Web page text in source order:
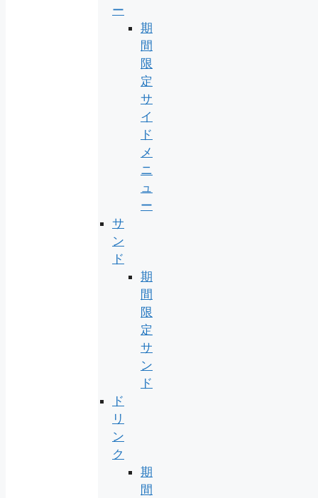
ー
期
間
限
定
サ
イ
ド
メ
ニ
ュ
ー
サ
ン
ド
期
間
限
定
サ
ン
ド
ド
リ
ン
ク
期
間